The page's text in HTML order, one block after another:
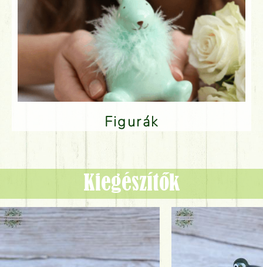
Figurák
Kiegészítők